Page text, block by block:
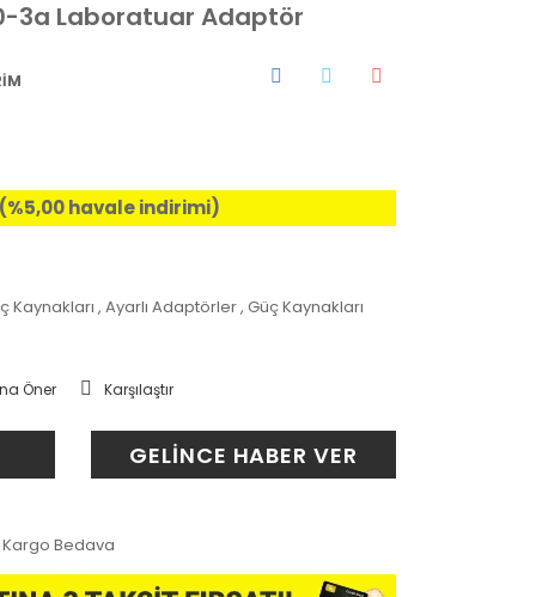
3a Laboratuar Adaptör
(%5,00 havale indirimi)
Kaynakları ,Ayarlı Adaptörler,Güç Kaynakları
Öner Karşılaştır
GELİNCE HABER VER
Kargo Bedava